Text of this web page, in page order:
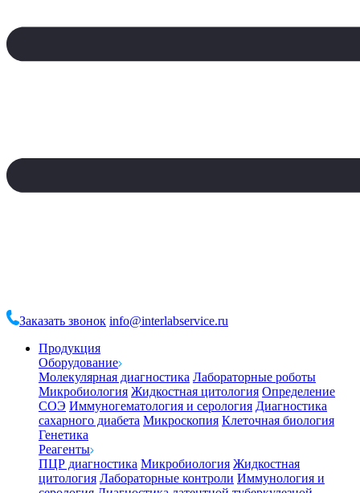
Заказать звонок info@interlabservice.ru
Продукция
Оборудование
Молекулярная диагностика Лабораторные роботы
Микробиология Жидкостная цитология Определение
СОЭ Иммуногематология и серология Диагностика
сахарного диабета Микроскопия Клеточная биология
Генетика
Реагенты
ПЦР диагностика Микробиология Жидкостная
цитология Лабораторные контроли Иммунология и